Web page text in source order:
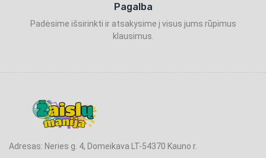
Pagalba
Padėsime išsirinkti ir atsakysime į visus jums rūpimus
klausimus.
Adresas: Neries g. 4, Domeikava LT-54370 Kauno r.